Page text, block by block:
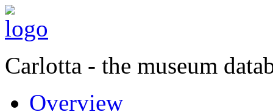
Carlotta - the museum
Overview